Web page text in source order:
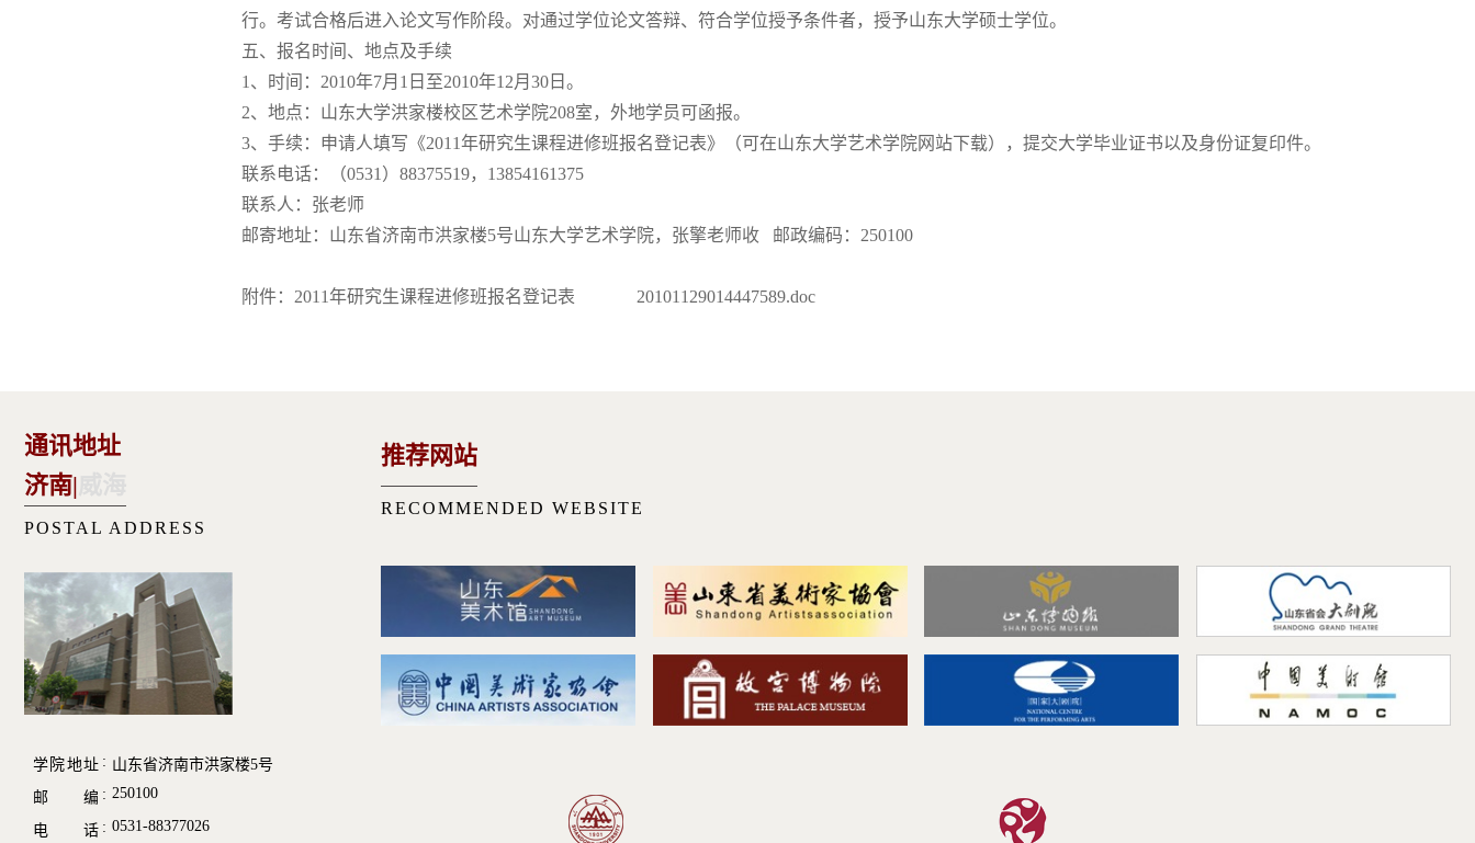
行。考试合格后进入论文写作阶段。对通过学位论文答辩、符合学位授予条件者，授予山东大学硕士学位。
五、报名时间、地点及手续
1、时间：2010年7月1日至2010年12月30日。
2、地点：山东大学洪家楼校区艺术学院208室，外地学员可函报。
3、手续：申请人填写《2011年研究生课程进修班报名登记表》（可在山东大学艺术学院网站下载），提交大学毕业证书以及身份证复印件。
联系电话：（0531）88375519，13854161375
联系人：张老师
邮寄地址：山东省济南市洪家楼5号山东大学艺术学院，张擎老师收 邮政编码：250100
附件：2011年研究生课程进修班报名登记表 20101129014447589.doc
通讯地址
济南|
POSTAL ADDRESS
学院地址
山东省济南市洪家楼5号
邮 编
250100
电 话 0531-88377026
推荐网站
RECOMMENDED WEBSITE